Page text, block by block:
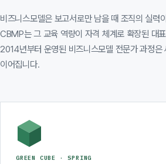
비즈니스모델은 보고서로만 남을 때 조직의 실력
CBMP는 그 교육 역량이 자격 체계로 확장된 대
2014년부터 운영된 비즈니스모델 전문가 과정은
이어집니다.
GREEN CUBE · SPRING